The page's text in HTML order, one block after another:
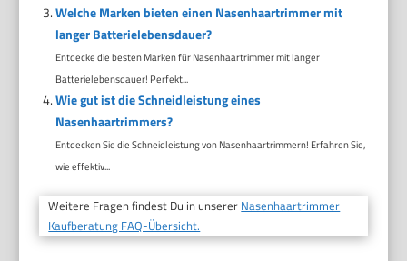
Welche Marken bieten einen Nasenhaartrimmer mit
langer Batterielebensdauer?
Entdecke die besten Marken für Nasenhaartrimmer mit langer
Batterielebensdauer! Perfekt...
Wie gut ist die Schneidleistung eines
Nasenhaartrimmers?
Entdecken Sie die Schneidleistung von Nasenhaartrimmern! Erfahren Sie,
wie effektiv...
Weitere Fragen findest Du in unserer Nasenhaartrimmer
Kaufberatung FAQ-Übersicht.